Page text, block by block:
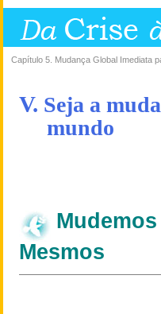
Capítulo 5. Mudança Global Imediata
V. Seja a
mundo
Mesmos